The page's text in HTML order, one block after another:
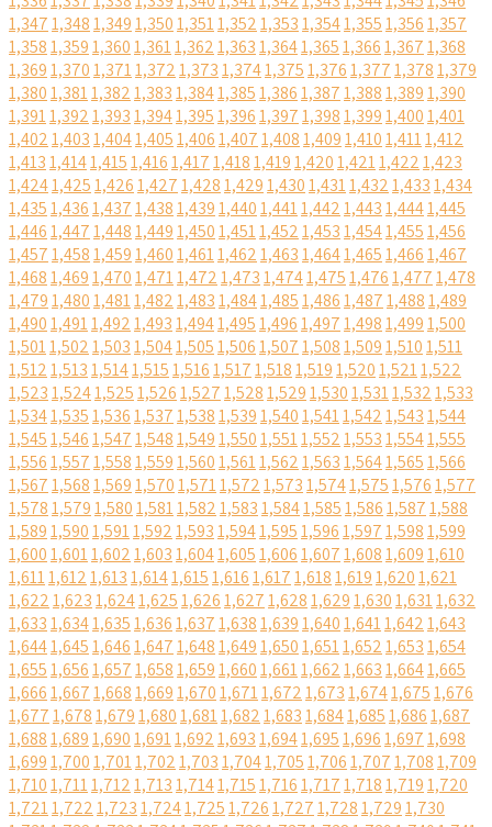
1,3471,3481,3491,3501,3511,3521,3531,3541,3551,3561,357
1,3581,3591,3601,3611,3621,3631,3641,3651,3661,3671,368
1,3691,3701,3711,3721,3731,3741,3751,3761,3771,3781,379
1,3801,3811,3821,3831,3841,3851,3861,3871,3881,3891,390
1,3911,3921,3931,3941,3951,3961,3971,3981,3991,4001,401
1,4021,4031,4041,4051,4061,4071,4081,4091,4101,4111,412
1,4131,4141,4151,4161,4171,4181,4191,4201,4211,4221,423
1,4241,4251,4261,4271,4281,4291,4301,4311,4321,4331,434
1,4351,4361,4371,4381,4391,4401,4411,4421,4431,4441,445
1,4461,4471,4481,4491,4501,4511,4521,4531,4541,4551,456
1,4571,4581,4591,4601,4611,4621,4631,4641,4651,4661,467
1,4681,4691,4701,4711,4721,4731,4741,4751,4761,4771,478
1,4791,4801,4811,4821,4831,4841,4851,4861,4871,4881,489
1,4901,4911,4921,4931,4941,4951,4961,4971,4981,4991,500
1,5011,5021,5031,5041,5051,5061,5071,5081,5091,5101,511
1,5121,5131,5141,5151,5161,5171,5181,5191,5201,5211,522
1,5231,5241,5251,5261,5271,5281,5291,5301,5311,5321,533
1,5341,5351,5361,5371,5381,5391,5401,5411,5421,5431,544
1,5451,5461,5471,5481,5491,5501,5511,5521,5531,5541,555
1,5561,5571,5581,5591,5601,5611,5621,5631,5641,5651,566
1,5671,5681,5691,5701,5711,5721,5731,5741,5751,5761,577
1,5781,5791,5801,5811,5821,5831,5841,5851,5861,5871,588
1,5891,5901,5911,5921,5931,5941,5951,5961,5971,5981,599
1,6001,6011,6021,6031,6041,6051,6061,6071,6081,6091,610
1,6111,6121,6131,6141,6151,6161,6171,6181,6191,6201,621
1,6221,6231,6241,6251,6261,6271,6281,6291,6301,6311,632
1,6331,6341,6351,6361,6371,6381,6391,6401,6411,6421,643
1,6441,6451,6461,6471,6481,6491,6501,6511,6521,6531,654
1,6551,6561,6571,6581,6591,6601,6611,6621,6631,6641,665
1,6661,6671,6681,6691,6701,6711,6721,6731,6741,6751,676
1,6771,6781,6791,6801,6811,6821,6831,6841,6851,6861,687
1,6881,6891,6901,6911,6921,6931,6941,6951,6961,6971,698
1,6991,7001,7011,7021,7031,7041,7051,7061,7071,7081,709
1,7101,7111,7121,7131,7141,7151,7161,7171,7181,7191,720
1,7211,7221,7231,7241,7251,7261,7271,7281,7291,730